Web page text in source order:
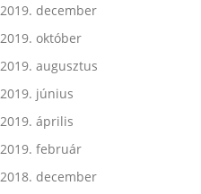
2019. december
2019. október
2019. augusztus
2019. június
2019. április
2019. február
2018. december